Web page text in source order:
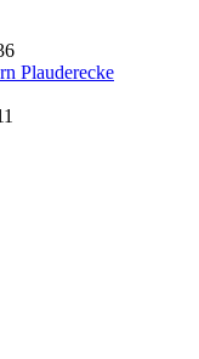
Plauderecke